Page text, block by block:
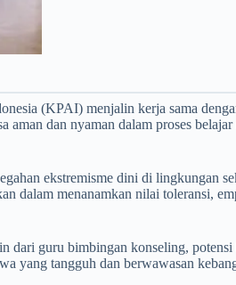
(KPAI) menjalin kerja sama
dan nyaman dalam proses
ekstremisme dini di lingkungan
dalam menanamkan nilai toleransi,
guru bimbingan konseling, potensi
yang tangguh dan berwawasan